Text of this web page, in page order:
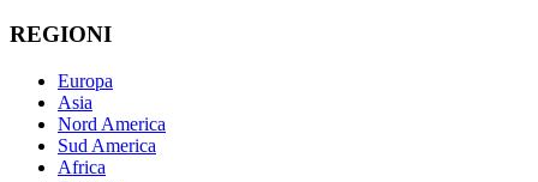
REGIONI
Europa
Asia
Nord America
Sud America
Africa